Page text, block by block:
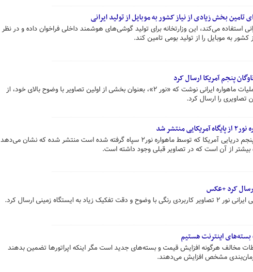
تامین بخش زیادی از نیاز کشور به موبایل از تولید ایرانی
استفاده می‌کند، این وزارتخانه برای تولید گوشی‌های هوشمند داخلی فراخوان داده و در نظر
به موبایل را از تولید بومی تامین کند.
پنجم آمریکا ارسال کرد
یک شبکه آمریکایی در بازتاب عملیات ماهواره ایرانی نوشت که «نور ۲»، بعنوان بخشی از اولین تصاویر با وضوح بالای خود، از
تصاویری را ارسال کرد.
شد
تصاویر جدیدی از پایگاه ناوگان پنجم دریایی آمریکا که توسط ماهواره نور۲ سپاه گرفته شده است منتشر شده که نشان می‌دهد
بیشتر از آن است که در تصاویر قبلی وجود داشته است.
به ایستگاه زمینی ارسال کرد.
اینترنت هستیم
مخالف هرگونه افزایش قیمت و بسته‌های جدید است مگر اینکه اپراتورها تضمین بدهند
مشخص افزایش می‌دهند.